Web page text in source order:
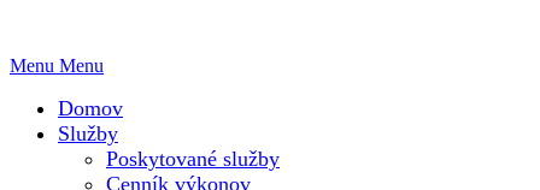
Menu Menu
Domov
Služby
Poskytované služby
Cenník výkonov